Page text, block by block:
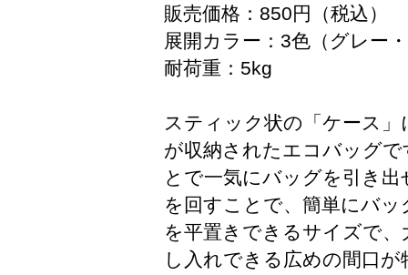
販売価格：850円（税込）
展開カラー：3色（グレー
耐荷重：5kg
スティック状の「ケース
が収納されたエコバッグ
とで一気にバッグを引き
を回すことで、簡単にバ
を平置きできるサイズで
し入れできる広めの間口